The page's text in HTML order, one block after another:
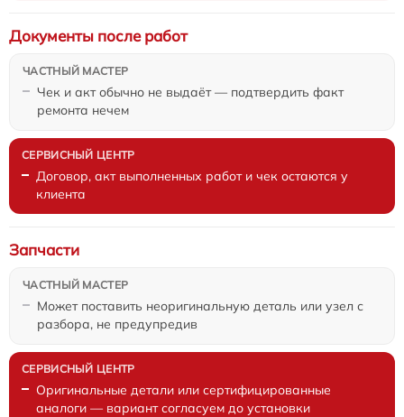
Чек и акт обычно не выдаёт — подтвердить факт
ремонта нечем
Документы после работ
Договор, акт выполненных работ и чек остаются у
клиента
Может поставить неоригинальную деталь или узел с
разбора, не предупредив
Запчасти
Оригинальные детали или сертифицированные
аналоги — вариант согласуем до установки